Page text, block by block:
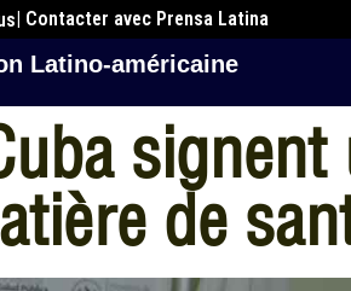
| Contacter avec Prensa Latina
Latino-américaine
de